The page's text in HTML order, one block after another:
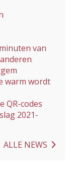
van
warm wordt
QR-codes
2021-
ALLE NEWS